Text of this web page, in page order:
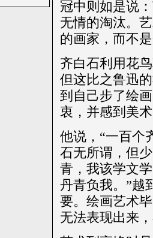
冠中则如是说
无情的淘汰。
的画家，而不
齐白石利用花
但这比之鲁迅
到自己步了绘
衷，并感到美
他说，“一百个
石无所谓，但
青，我该学文
丹青负我。”越
要。绘画艺术
无法表现出来